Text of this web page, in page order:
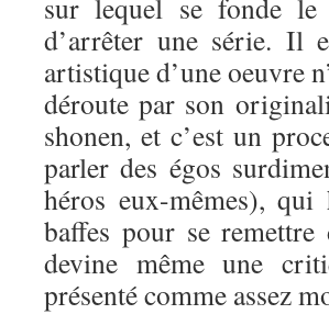
sur lequel se fonde
d’arrêter une série. Il
artistique d’une oeuvre
déroute par son
shonen, et c’est un
parler des égos
héros eux-mêmes), qui
baffes pour se
devine même une
présenté comme assez